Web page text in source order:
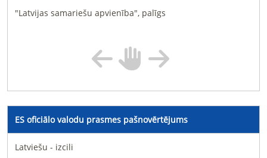
"Latvijas samariešu apvienība", palīgs
ES oficiālo valodu prasmes pašnovērtējums
Latviešu - izcili